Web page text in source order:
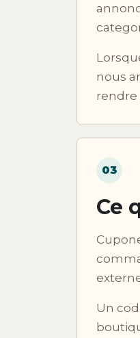
nous
rendre
03
Ce
Un